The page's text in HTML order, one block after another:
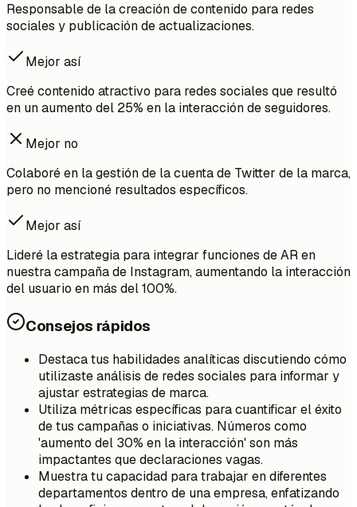
Responsable de la creación de contenido para redes
sociales y publicación de actualizaciones.
Mejor así
Creé contenido atractivo para redes sociales que resultó
en un aumento del 25% en la interacción de seguidores.
Mejor no
Colaboré en la gestión de la cuenta de Twitter de la marca,
pero no mencioné resultados específicos.
Mejor así
Lideré la estrategia para integrar funciones de AR en
nuestra campaña de Instagram, aumentando la interacción
del usuario en más del 100%.
Consejos rápidos
Destaca tus habilidades analíticas discutiendo cómo
utilizaste análisis de redes sociales para informar y
ajustar estrategias de marca.
Utiliza métricas específicas para cuantificar el éxito
de tus campañas o iniciativas. Números como
'aumento del 30% en la interacción' son más
impactantes que declaraciones vagas.
Muestra tu capacidad para trabajar en diferentes
departamentos dentro de una empresa, enfatizando